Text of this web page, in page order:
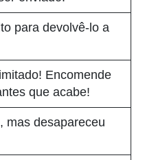
para devolvê-lo a
Encomende
que acabe!
mas desapareceu